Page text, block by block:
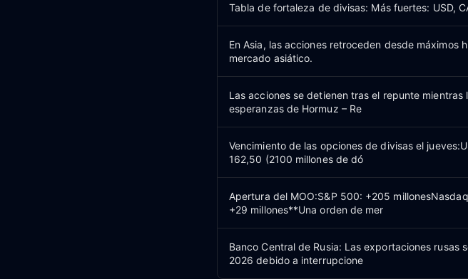
Tabla de fortaleza de divisas: Más fuertes: USD,
En Asia, las acciones retroceden desde máximos
mercado asiático.
Las acciones se detienen tras el repunte
esperanzas de Hormuz – Re
Vencimiento de las opciones de divisas el
162,50 (2100 millones de dó
Apertura del MOO:S&P 500: +205
+29 millones**Una orden de mer
Banco Central de Rusia: Las exportaciones
2026 debido a interrupcione